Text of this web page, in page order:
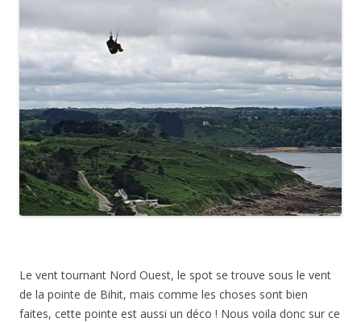
Le vent tournant Nord Ouest, le spot se trouve sous le vent
de la pointe de Bihit, mais comme les choses sont bien
faites, cette pointe est aussi un déco ! Nous voila donc sur ce